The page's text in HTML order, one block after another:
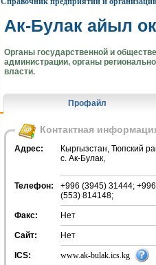
Ак-Булак айыл
Органы государственной и
администрации, органы
власти.
Профайл
Контактная
Адрес:
Кыргызстан, Тюпский
с. Ак-Булак,
Телефон:
+996 (3945) 31444; +996
(553) 814148;
Факс: Нет
Сайт: Нет
ICS: www.ak-bulak.ics.kg